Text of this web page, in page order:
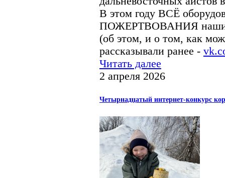
В этом году ВСЁ
ПОЖЕРТВОВАНИЯ наших
(об этом, и о том, как
рассказывали ранее -
Читать далее
2 апреля 2026
Четырнадцатый интернет-конкурс